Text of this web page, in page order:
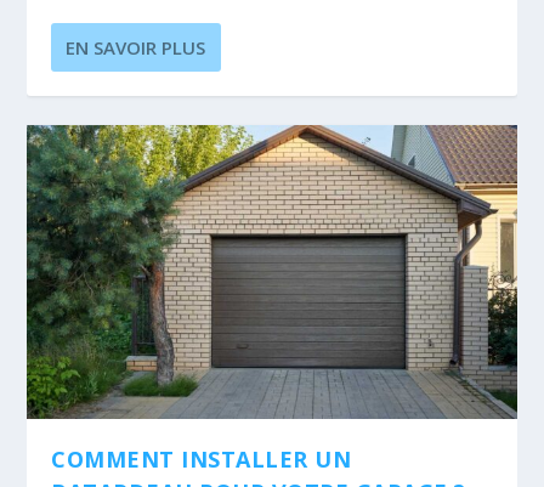
EN SAVOIR PLUS
COMMENT INSTALLER UN